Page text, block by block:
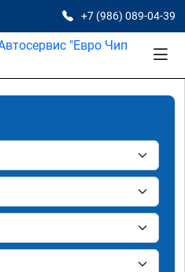
+7 (986) 089-04-39